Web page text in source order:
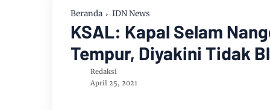
Beranda IDN News
KSAL: Kapal Selam
Tempur, Diyakini Tidak
Redaksi
April 25, 2021